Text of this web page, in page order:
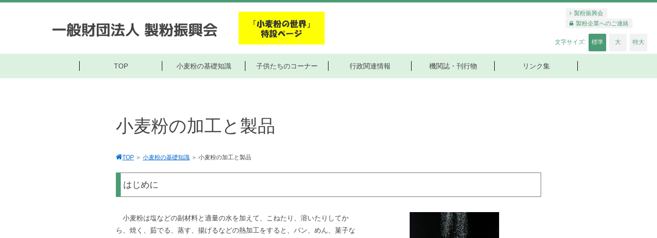
一般財団法人 製粉振興会
文字サイズ: 標準 大 特大
製粉振興会
製粉企業へのご連絡
TOP 小麦粉の基礎知識 子供たちのコーナー 行政関連情報 機関誌・刊行物 リンク集
小麦粉の加工と製品
TOP ＞ 小麦粉の基礎知識 ＞ 小麦粉の加工と製品
はじめに
小麦粉は塩などの副材料と適量の水を加えて、こねたり、溶いたりしてか
ら、焼く、茹でる、蒸す、揚げるなどの熱加工をすると、パン、めん、菓子な